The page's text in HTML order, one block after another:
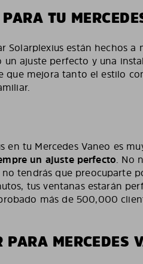
TU
Solarplexius están hechos a
un ajuste perfecto y una
que mejora tanto el estilo
en tu Mercedes Vaneo es
un ajuste perfecto. No
tendrás que preocuparte
tus ventanas estarán
más de 500,000
PARA MERCEDES